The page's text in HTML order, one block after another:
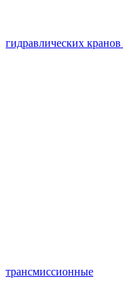
гидравлических кранов
трансмиссионные